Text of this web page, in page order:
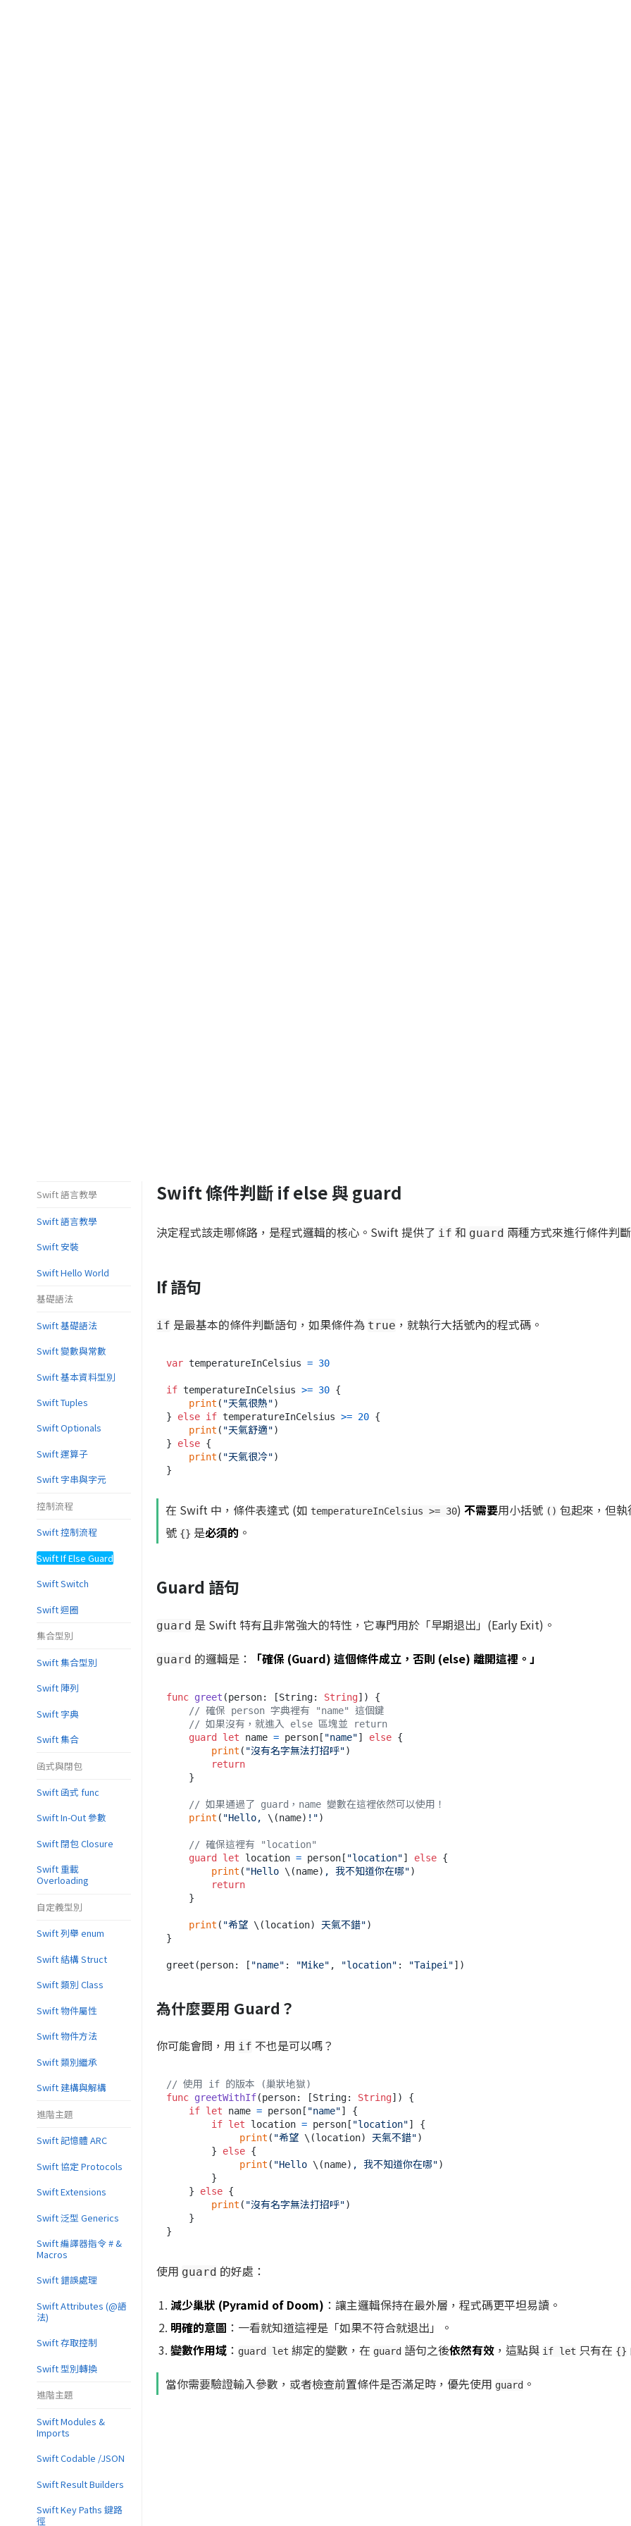
Swift 條件判斷 if else 與 guard
決定程式該走哪條路，是程式邏輯的核心。Swift 提供了 if 和 guard 兩種方式來進行條件判斷
If 語句
if 是最基本的條件判斷語句，如果條件為 true ，就執行大括號內的程式碼。
var temperatureInCelsius = 30
if temperatureInCelsius >= 30 {
print ( "天氣很熱")
} else if temperatureInCelsius >= 20 {
print ( "天氣舒適")
} else {
print ( "天氣很冷")
在 Swift 中，條件表達式 (如 temperatureInCelsius >= 30) 不需要用小括號 () 包起來，但
號 {} 是必須的 。
Guard 語句
guard 是 Swift 特有且非常強大的特性，它專門用於「早期退出」(Early Exit)。
guard 的邏輯是： 「確保 (Guard) 這個條件成立，否則 (else) 離開這裡。」
func greet (person: [String: String]) {
// 確保 person 字典裡有 "name" 這個鍵
// 如果沒有，就進入 else 區塊並 return
guard
let name = person[ "name"] else {
print ( "沒有名字無法打招呼")
return
// 如果通過了 guard，name 變數在這裡依然可以使用！
print ( "Hello, \(name) !")
// 確保這裡有 "location"
guard
let location = person[ "location"] else {
print ( "Hello \(name) , 我不知道你在哪")
return
print ( "希望 \(location) 天氣不錯")
}
greet(person: [ "name" : "Mike" , "location" : "Taipei"
為什麼要用 Guard？
你可能會問，用 if 不也是可以嗎？
// 使用 if 的版本 (巢狀地獄)
func greetWithIf(person: [String: String]) {
if let name = person[ "name"] {
if let location = person[ "location"] {
print ( "希望 \(location) 天氣不錯")
        }
else {
print ( "Hello \(name) , 我不知道你在哪")
    }
else {
print ( "沒有名字無法打招呼")
使用 guard 的好處：
減少巢狀 (Pyramid of Doom) ：讓主邏輯保持在最外層，程式碼更平坦易讀。
明確的意圖 ：一看就知道這裡是「如果不符合就退出」。
變數作用域 ： guard let 綁定的變數，在 guard 語句之後依然有效 ，這點與 if let 只有在 {}
當你需要驗證輸入參數，或者檢查前置條件是否滿足時，優先使用 guard 。
Swift 語言教學
Swift 語言教學
Swift 安裝
Swift Hello World
基礎語法
Swift 基礎語法
Swift 變數與常數
Swift 基本資料型別
Swift Tuples
Swift Optionals
Swift 運算子
Swift 字串與字元
控制流程
Swift 控制流程
Swift If Else Guard
Swift Switch
Swift 迴圈
集合型別
Swift 集合型別
Swift 陣列
Swift 字典
Swift 集合
函式與閉包
Swift 函式 func
Swift In-Out 參數
Swift 閉包 Closure
Swift 重載
Overloading
自定義型別
Swift 列舉 enum
Swift 結構 Struct
Swift 類別 Class
Swift 物件屬性
Swift 物件方法
Swift 類別繼承
Swift 建構與解構
進階主題
Swift 記憶體 ARC
Swift 協定 Protocols
Swift Extensions
Swift 泛型 Generics
Swift 編譯器指令 # &
Macros
Swift 錯誤處理
Swift Attributes (@語
法)
Swift 存取控制
Swift 型別轉換
進階主題
Swift Modules &
Imports
Swift Codable /JSON
Swift Result Builders
Swift Key Paths 鍵路
徑